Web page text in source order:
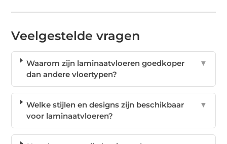
Veelgestelde vragen
Waarom zijn laminaatvloeren goedkoper
dan andere vloertypen?
▼
Welke stijlen en designs zijn beschikbaar
voor laminaatvloeren?
▼